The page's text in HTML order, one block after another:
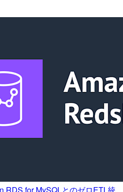
RDS for MySQLとのゼロETL統